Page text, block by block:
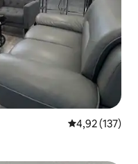
4,92 de uma
4,92 (137)